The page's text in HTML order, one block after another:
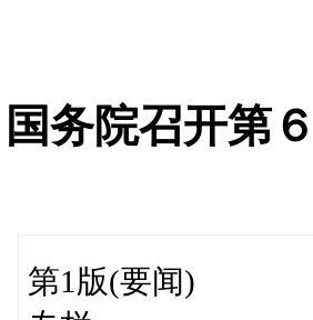
国务院召开第
第1版(要闻)